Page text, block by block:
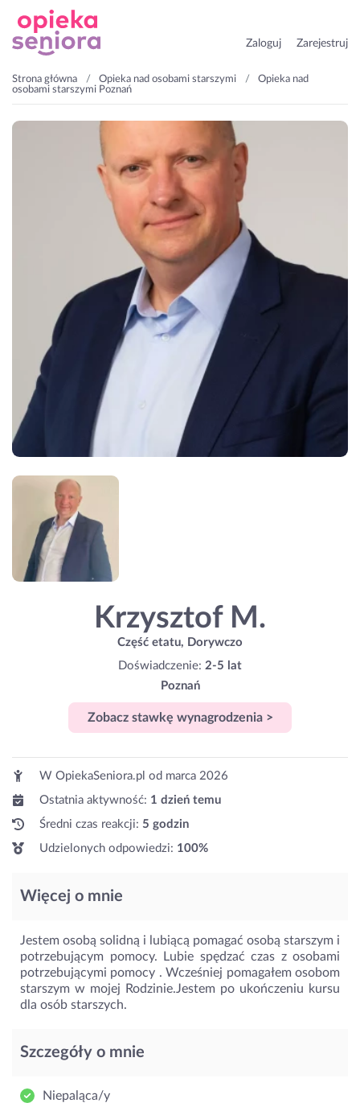
Zaloguj Zarejestruj
Strona główna Opieka nad osobami starszymi
Opieka nad
osobami starszymi Poznań
Krzysztof M.
Część etatu, Dorywczo
Doświadczenie: 2-5 lat
Poznań
Zobacz stawkę wynagrodzenia >
W OpiekaSeniora.pl od marca 2026
Ostatnia aktywność: 1 dzień temu
Średni czas reakcji: 5 godzin
Udzielonych odpowiedzi: 100%
Więcej o mnie
Jestem osobą solidną i lubiącą pomagać osobą starszym i
potrzebującym pomocy. Lubie spędzać czas z osobami
potrzebującymi pomocy . Wcześniej pomagałem osobom
starszym w mojej Rodzinie.Jestem po ukończeniu kursu
dla osób starszych.
Szczegóły o mnie
Niepaląca/y